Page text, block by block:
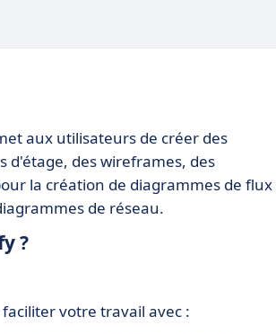
aux utilisateurs de créer des
d'étage, des wireframes, des
la création de diagrammes de flux
de réseau.
?
votre travail avec :